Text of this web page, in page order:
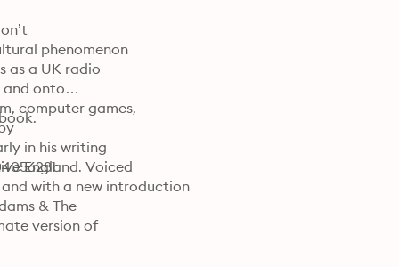
phenomenon
as a UK radio
and onto
computer games,
in his writing
England. Voiced
and with a new introduction
& The
version of